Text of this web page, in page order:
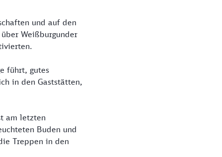
und auf den
Weißburgunder
führt, gutes
in den Gaststätten,
am letzten
Buden und
Treppen in den